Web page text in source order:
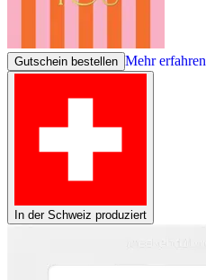
Gutschein bestellen Mehr erfahren
In der Schweiz produziert